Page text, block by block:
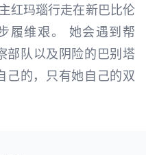
红玛瑙行走在新巴比伦
履维艰。 她会遇到帮
部队以及阴险的巴别塔
己的，只有她自己的双